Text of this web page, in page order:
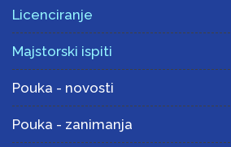
Licenciranje
Majstorski ispiti
Pouka - novosti
Pouka - zanimanja